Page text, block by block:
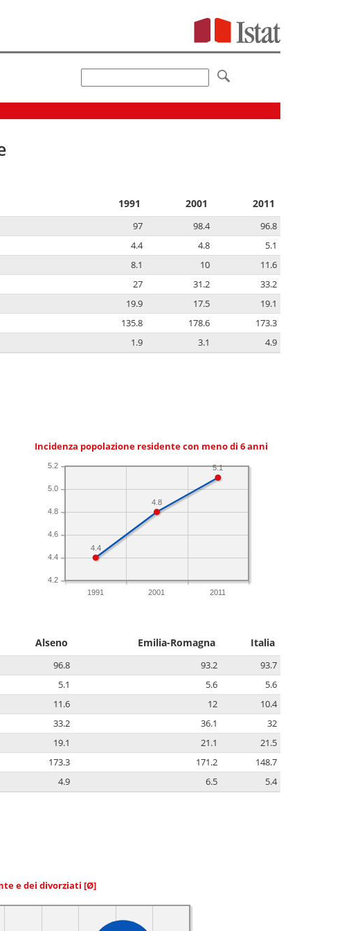
1991 2001 2011
97 98.4
96.8
4.4 4.8
5.1
8.1 10
11.6
27 31.2
33.2
19.9 17.5
19.1
135.8 178.6
173.3
1.9 3.1 4.9
Incidenza popolazione residente con meno di 6 anni
1991 2001 2011
4.2
4.4
4.6
4.8
5.0
5.2 5.1
4.8
4.4
Alseno Emilia-Romagna Italia
96.8 93.2
93.7
5.1 5.6
5.6
11.6 12
10.4
33.2 36.1
32
19.1 21.1
21.5
173.3 171.2
148.7
4.9 6.5 5.4
e dei divorziati [Ø]